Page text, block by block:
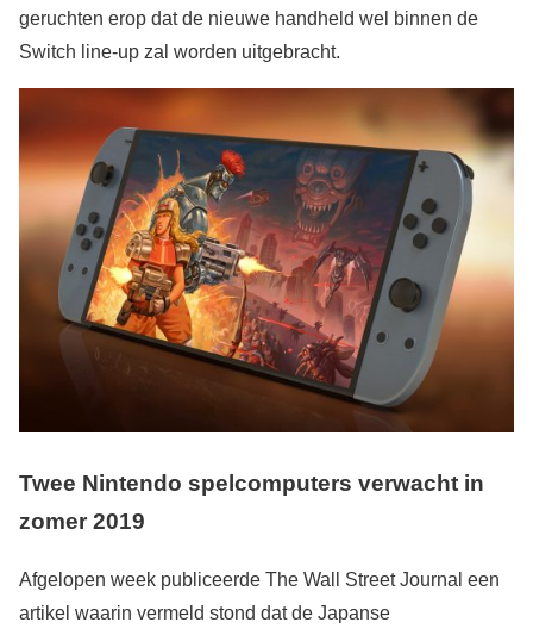
geruchten erop dat de nieuwe handheld wel binnen de
Switch line-up zal worden uitgebracht.
Twee Nintendo spelcomputers verwacht in
zomer 2019
Afgelopen week publiceerde The Wall Street Journal een
artikel waarin vermeld stond dat de Japanse